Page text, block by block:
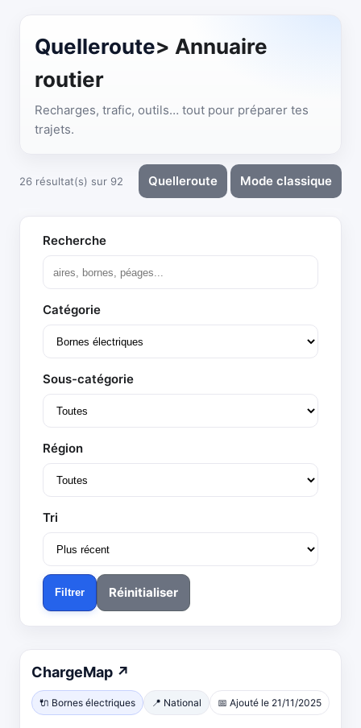
Quelleroute> Annuaire
routier
Recharges, trafic, outils… tout pour préparer tes
trajets.
26 résultat(s) sur 92 Quelleroute Mode classique
Recherche
Catégorie
Sous-catégorie
Région
Tri
Filtrer Réinitialiser
ChargeMap ↗
dans
un
🔌 Bornes électriques 📍 National 📅 Ajouté le 21/11/2025